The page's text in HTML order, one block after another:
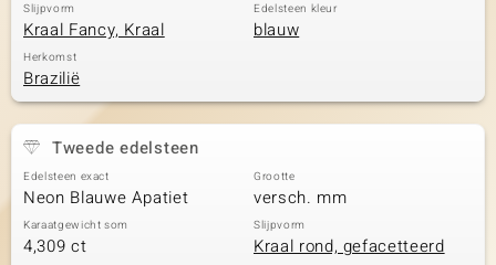
Slijpvorm
Kraal Fancy, Kraal
Edelsteen kleur
blauw
Herkomst
Brazilië
Tweede edelsteen
Edelsteen exact
Neon Blauwe Apatiet
Grootte
versch. mm
Karaatgewicht som
4,309 ct
Slijpvorm
Kraal rond, gefacetteerd